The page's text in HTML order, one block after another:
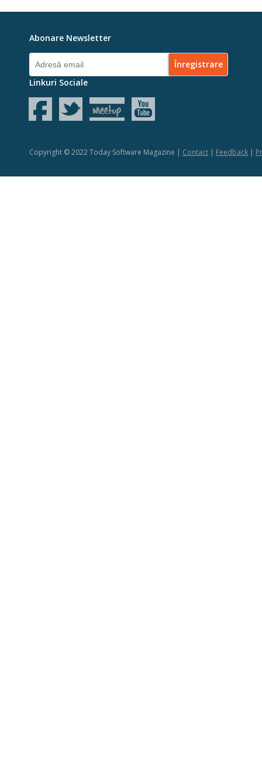
Abonare Newsletter
Linkuri Sociale
Copyright © 2022 Today Software Magazine | Contact | Feedback |